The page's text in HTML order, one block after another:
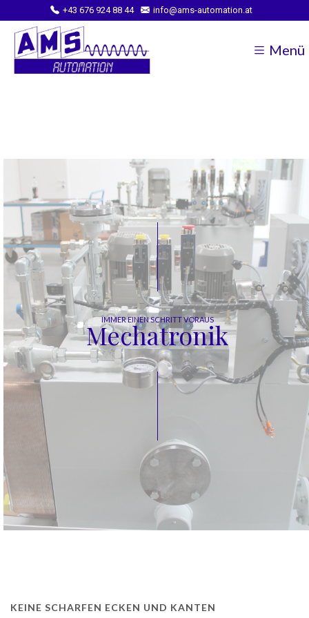
+43 676 924 88 44 info@ams-automation.at
Menü
Mechatronik
IMMER EINEN SCHRITT VORAUS
KEINE SCHARFEN ECKEN UND KANTEN